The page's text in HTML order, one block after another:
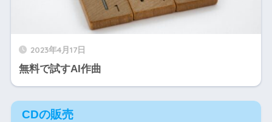
2023年4月17日
無料で試すAI作曲
CDの販売